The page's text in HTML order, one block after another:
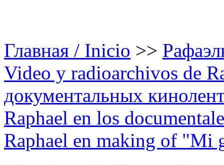
Главная / Inicio >>
Video y radioarchivos de
документальных
Raphael en los
Raphael en making of "Mi